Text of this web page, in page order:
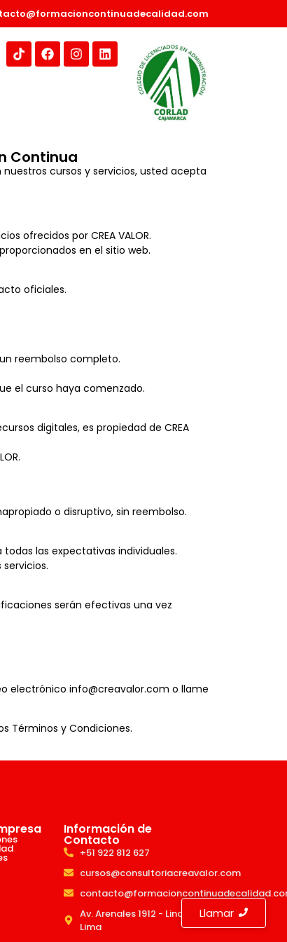
Continua
nuestros cursos y servicios, usted acepta
ofrecidos por CREA VALOR.
en el sitio web.
oficiales.
reembolso completo.
el curso haya comenzado.
digitales, es propiedad de CREA
o disruptivo, sin reembolso.
las expectativas individuales.
serán efectivas una vez
electrónico info@creavalor.com o llame
Términos y Condiciones.
Información de
Contacto
+51 922 812 627
cursos@consultoriacreavalor.com
Av. Arenales 1912 - Lince,
Lima
Llamar